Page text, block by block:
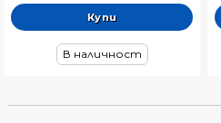
В наличност